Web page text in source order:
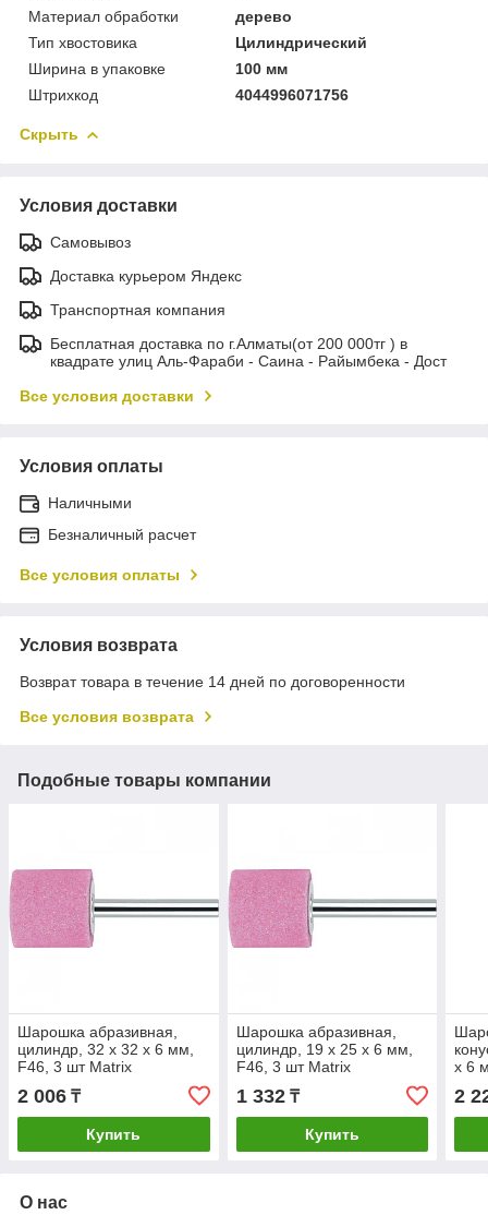
Материал обработки
дерево
Тип хвостовика
Цилиндрический
Ширина в упаковке
100 мм
Штрихкод
4044996071756
Скрыть
Условия доставки
Самовывоз
Доставка курьером Яндекс
Транспортная компания
Бесплатная доставка по г.Алматы(от 200 000тг ) в
квадрате улиц Аль-Фараби - Саина - Райымбека - Дост
Все условия доставки
Условия оплаты
Наличными
Безналичный расчет
Все условия оплаты
Условия возврата
Возврат товара в течение 14 дней по договоренности
Все условия возврата
Подобные товары компании
Шарошка абразивная,
цилиндр, 32 x 32 x 6 мм,
F46, 3 шт Matrix
2 006 ₸
Купить
Шарошка абразивная,
цилиндр, 19 x 25 x 6 мм,
F46, 3 шт Matrix
1 332₸
Купить
x 6
2
О нас